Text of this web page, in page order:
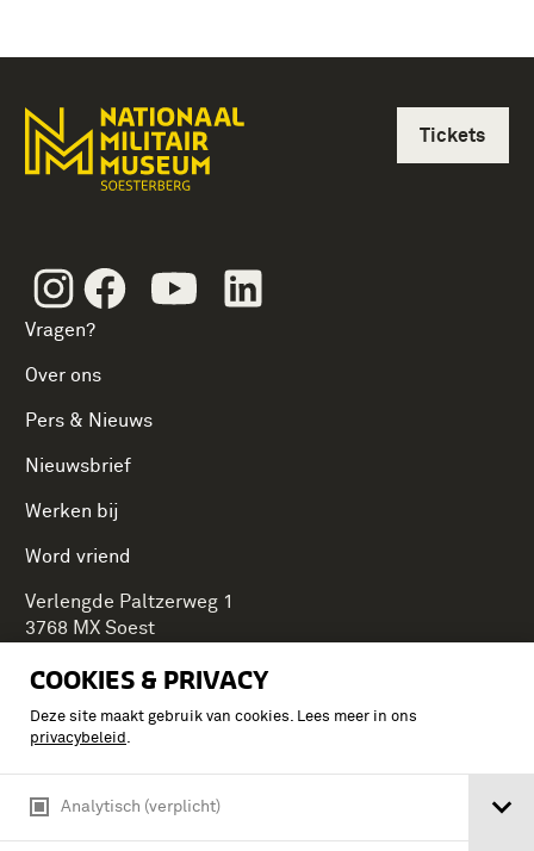
COOKIES & PRIVACY
Deze site maakt gebruik van cookies. Lees meer in ons
privacybeleid .
Analytisch (verplicht)
InstagramFacebookYoutube
Vragen?
Over ons
Pers & Nieuws
Nieuwsbrief
Werken bij
Word vriend
Tickets
Verlengde Paltzerweg 1
3768 MX Soest
Onderdeel van Stichting Koninklijke Defensiemusea,